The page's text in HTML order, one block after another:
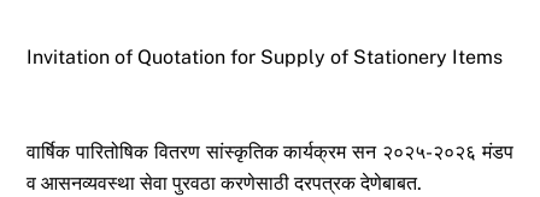
Invitation of Quotation for Supply of Stationery Items
वार्षिक पारितोषिक वितरण सांस्कृतिक कार्यक्रम सन २०२५-२०२६ मंडप
व आसनव्यवस्था सेवा पुरवठा करणेसाठी दरपत्रक देणेबाबत.